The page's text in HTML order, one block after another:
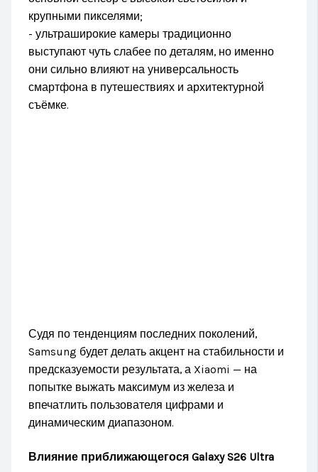
крупными пикселями;
- ультраширокие камеры традиционно
выступают чуть слабее по деталям, но именно
они сильно влияют на универсальность
смартфона в путешествиях и архитектурной
съёмке.
Судя по тенденциям последних поколений,
Samsung будет делать акцент на стабильности и
предсказуемости результата, а Xiaomi — на
попытке выжать максимум из железа и
впечатлить пользователя цифрами и
динамическим диапазоном.
Влияние приближающегося Galaxy S26 Ultra